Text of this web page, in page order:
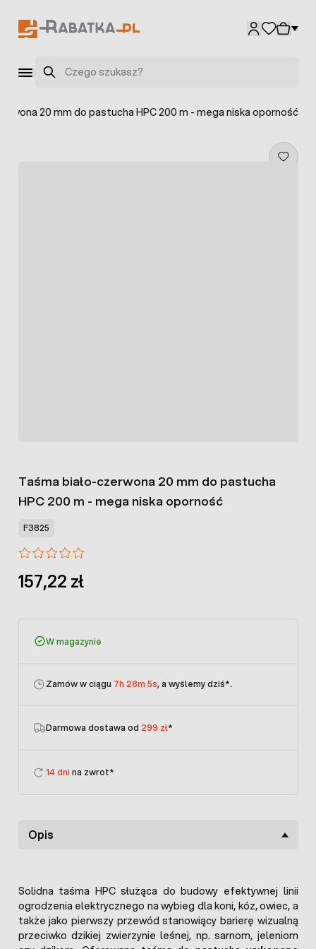
Szukaj
20 mm do pastucha HPC 200 m - mega niska oporność
Taśma biało-czerwona 20 mm do pastucha
HPC 200 m - mega niska oporność
F3825
157,22 zł
W magazynie
Zamów w ciągu 7h 28m 5s, a wyślemy dziś*.
Darmowa dostawa od 299 zł*
14 dni na zwrot*
Opis
Solidna taśma HPC służąca do budowy efektywnej linii
ogrodzenia elektrycznego na wybieg dla koni, kóz, owiec, a
także jako pierwszy przewód stanowiący barierę wizualną
przeciwko dzikiej zwierzynie leśnej, np. sarnom, jeleniom